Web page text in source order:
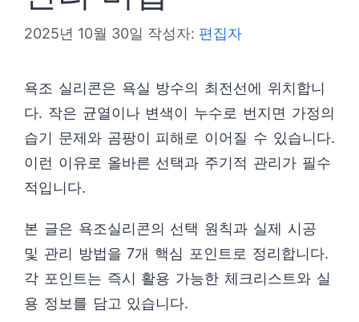
2025년 10월 30일 작성자: 편집자
욕조 실리콘은 욕실 방수의 최전선에 위치합니
다. 작은 균열이나 변색이 누수로 번지면 가정의
습기 문제와 곰팡이 피해로 이어질 수 있습니다.
이런 이유로 올바른 선택과 주기적 관리가 필수
적입니다.
본 글은 욕조실리콘의 선택 원칙과 실제 시공
및 관리 방법을 7개 핵심 포인트로 정리합니다.
각 포인트는 즉시 활용 가능한 체크리스트와 실
용 정보를 담고 있습니다.